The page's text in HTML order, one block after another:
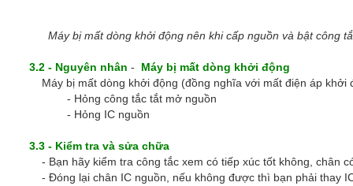
Máy bị mất dòng khởi động nên khi cấp nguồn và bật công
3.2 - Nguyên nhân - Máy bị mất dòng khởi động
Máy bị mất dòng khởi động (đồng nghĩa với mất điện áp khởi
- Hỏng công tắc tắt mở nguồn
- Hỏng IC nguồn
3.3 - Kiểm tra và sửa chữa
- Bạn hãy kiểm tra công tắc xem có tiếp xúc tốt không, chân
- Đóng lại chân IC nguồn, nếu không được thì bạn phải thay